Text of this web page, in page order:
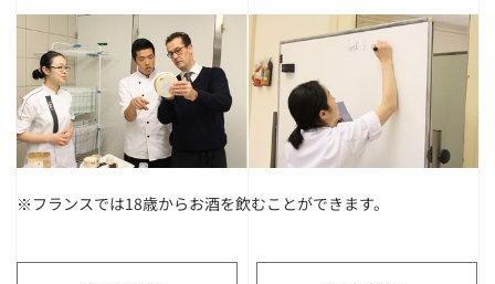
※フランスでは18歳からお酒を飲むことができます。